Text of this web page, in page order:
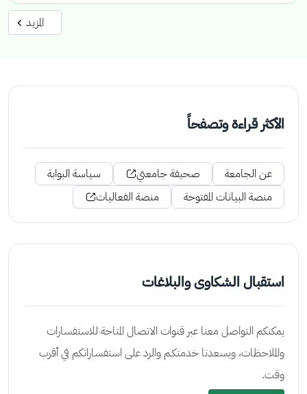
المزيد
الأكثر قراءة وتصفحاً
عن الجامعة صحيفة جامعتي
سياسة البوابة
منصة البيانات المفتوحة
منصة الفعاليات
استقبال الشكاوى والبلاغات
يمكنكم التواصل معنا عبر قنوات الاتصال المتاحة للاستفسارات
والملاحظات، ويسعدنا خدمتكـم والرد على استفساراتكم في أقرب
وقت.